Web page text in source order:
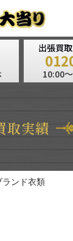
出張買
10:00
取実績
ランド衣類